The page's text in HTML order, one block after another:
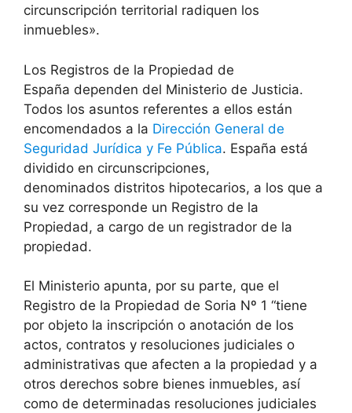
circunscripción territorial radiquen los
inmuebles».
Los Registros de la Propiedad de
España dependen del Ministerio de Justicia.
Todos los asuntos referentes a ellos están
encomendados a la Dirección General de
Seguridad Jurídica y Fe Pública. España está
dividido en circunscripciones,
denominados distritos hipotecarios, a los que a
su vez corresponde un Registro de la
Propiedad, a cargo de un registrador de la
propiedad.
El Ministerio apunta, por su parte, que el
Registro de la Propiedad de Soria Nº 1 “tiene
por objeto la inscripción o anotación de los
actos, contratos y resoluciones judiciales o
administrativas que afecten a la propiedad y a
otros derechos sobre bienes inmuebles, así
como de determinadas resoluciones judiciales